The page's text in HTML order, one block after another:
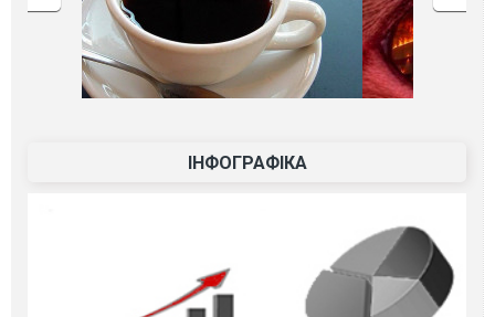
ІНФОГРАФІКА